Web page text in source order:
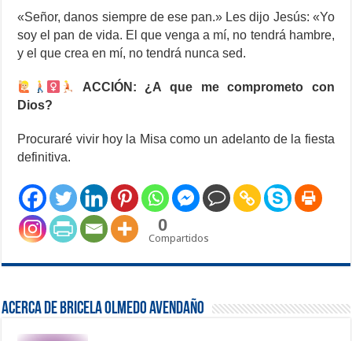
«Señor, danos siempre de ese pan.» Les dijo Jesús: «Yo
soy el pan de vida. El que venga a mí, no tendrá hambre,
y el que crea en mí, no tendrá nunca sed.
ACCIÓN: ¿A que me comprometo con
Dios?
Procuraré vivir hoy la Misa como un adelanto de la fiesta
definitiva.
0
Compartidos
Acerca de Bricela Olmedo Avendaño